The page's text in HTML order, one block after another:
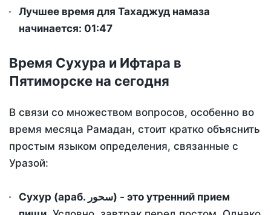
Лучшее время для Тахаджуд намаза
начинается: 01:47
Время Сухура и Ифтара в
Пятиморске на сегодня
В связи со множеством вопросов, особенно во
время месяца Рамадан, стоит кратко объяснить
простым языком определения, связанные с
Уразой:
Сухур (араб. سحور) - это утренний прием